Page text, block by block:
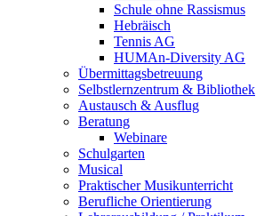
Schule ohne Rassismus
Hebräisch
Tennis AG
HUMAn-Diversity AG
Übermittagsbetreuung
Selbstlernzentrum & Bibliothek
Austausch & Ausflug
Beratung
Webinare
Schulgarten
Musical
Praktischer Musikunterricht
Berufliche Orientierung